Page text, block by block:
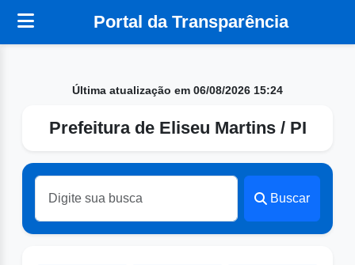
Portal da Transparência
Última atualização em 06/08/2026 15:24
Prefeitura de Eliseu Martins / PI
Buscar